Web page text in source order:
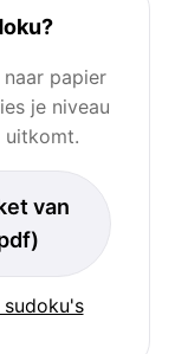
papier
je niveau
uitkomt.
van